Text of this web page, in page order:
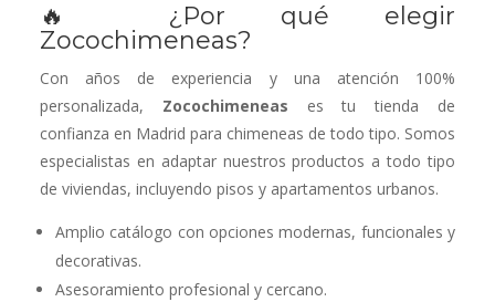
🔥 ¿Por qué elegir
Zocochimeneas?
Con años de experiencia y una atención 100%
personalizada, Zocochimeneas es tu tienda de
confianza en Madrid para chimeneas de todo tipo. Somos
especialistas en adaptar nuestros productos a todo tipo
de viviendas, incluyendo pisos y apartamentos urbanos.
Amplio catálogo con opciones modernas, funcionales y
decorativas.
Asesoramiento profesional y cercano.